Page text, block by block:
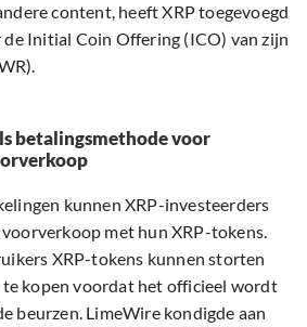
content, heeft XRP toegevoegd
Initial Coin Offering (ICO) van zijn
betalingsmethode voor
kunnen XRP-investeerders
voorverkoop met hun XRP-tokens.
XRP-tokens kunnen storten
kopen voordat het officieel wordt
beurzen. LimeWire kondigde aan